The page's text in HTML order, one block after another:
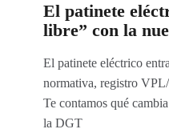
El patinete
libre” con la
El patinete eléctrico
normativa, registro
Te contamos qué
la DGT